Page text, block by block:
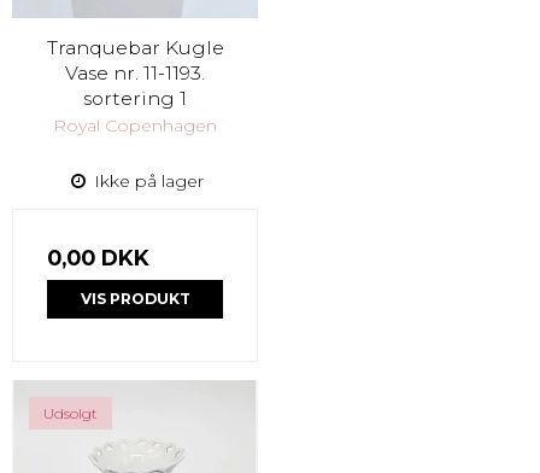
Tranquebar Kugle
Vase nr. 11-1193.
sortering 1
Royal Copenhagen
Ikke på lager
0,00 DKK
VIS PRODUKT
Udsolgt